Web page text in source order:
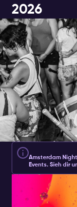
2026
Amsterdam
Events. Sieh dir
2026